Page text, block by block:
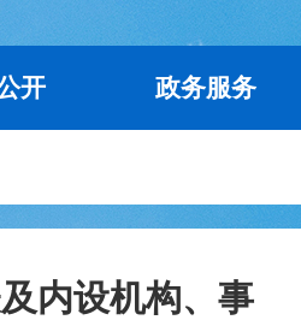
开 政务服务
内设机构、事